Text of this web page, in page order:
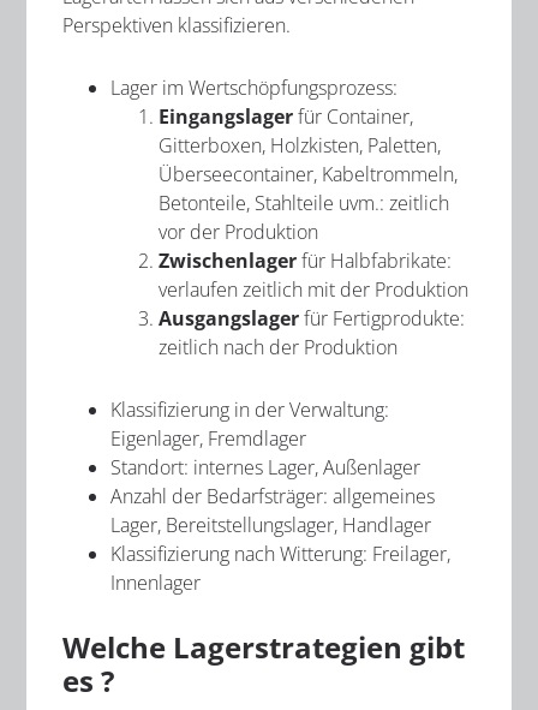
Perspektiven klassifizieren.
Lager im Wertschöpfungsprozess:
Eingangslagerfür Container,
Gitterboxen, Holzkisten, Paletten,
Überseecontainer, Kabeltrommeln,
Betonteile, Stahlteile uvm.: zeitlich
vor der Produktion
Zwischenlagerfür Halbfabrikate:
verlaufen zeitlich mit der Produktion
Ausgangslagerfür Fertigprodukte:
zeitlich nach der Produktion
Klassifizierung in der Verwaltung:
Eigenlager, Fremdlager
Standort: internes Lager, Außenlager
Anzahl der Bedarfsträger: allgemeines
Lager, Bereitstellungslager, Handlager
Klassifizierung nach Witterung: Freilager,
Innenlager
Welche Lagerstrategien gibt
es ?